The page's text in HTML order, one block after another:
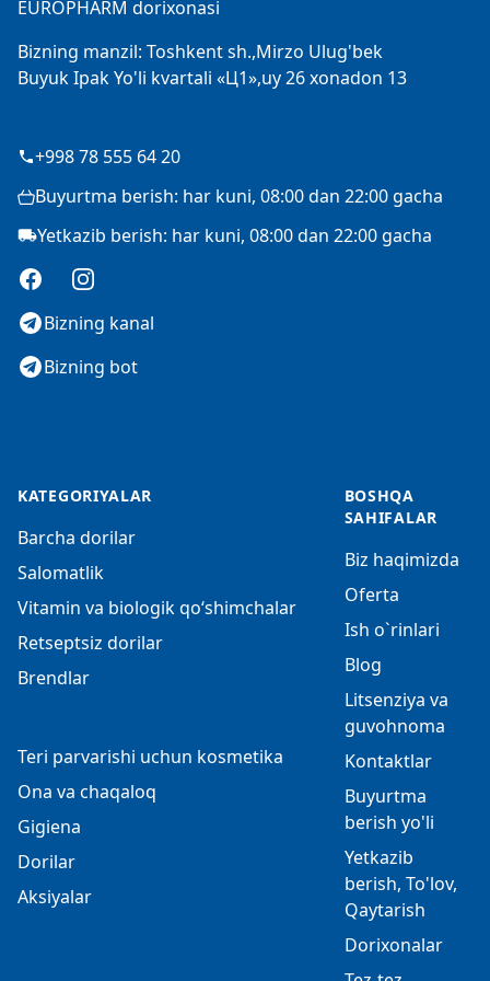
EUROPHARM dorixonasi
Bizning manzil: Toshkent sh.,Mirzo Ulug'bek
Buyuk Ipak Yo'li kvartali «Ц1»,uy 26 xonadon 13
+998 78 555 64 20
Buyurtma berish: har kuni, 08:00 dan 22:00 gacha
Yetkazib berish: har kuni, 08:00 dan 22:00 gacha
FacebookInstagram
Bizning kanal
Bizning bot
KATEGORIYALAR
Barcha dorilar
Salomatlik
Vitamin va biologik qo‘shimchalar
Retseptsiz dorilar
Brendlar
Teri parvarishi uchun kosmetika
Ona va chaqaloq
Gigiena
Dorilar
Aksiyalar
BOSHQA
SAHIFALAR
Biz haqimizda
Oferta
Ish o`rinlari
Blog
Litsenziya va
guvohnoma
Kontaktlar
Buyurtma
berish yo'li
Yetkazib
berish, To'lov,
Qaytarish
Dorixonalar